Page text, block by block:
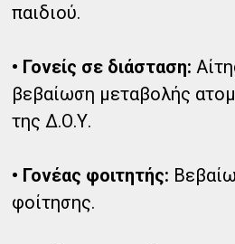
παιδιού.
• Γονείς σε διάσταση:
βεβαίωση μεταβολής
της Δ.Ο.Υ.
• Γονέας φοιτητής:
φοίτησης.